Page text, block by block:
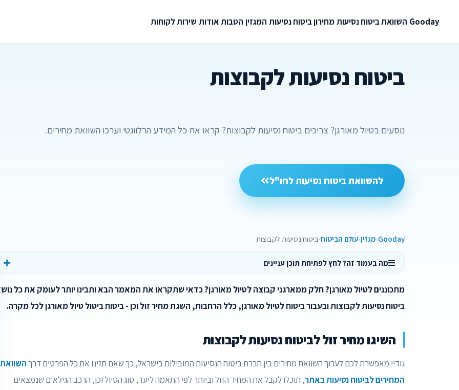
Gooday השוואת ביטוח נסיעותמחירון ביטוח נסיעות המגזין הטבותאודות שירות לקוחות
ביטוח נסיעות לקבוצות
נוסעים בטיול מאורגן? צריכים ביטוח נסיעות לקבוצות? קראו את כל המידע הרלוונטי וערכו השוואת מחירים.
להשוואת ביטוח נסיעות לחו"ל
Gooday מגזין עולם הביטוח ביטוח נסיעות לקבוצות
מה בעמוד זה? לחץ לפתיחת תוכן עניינים
מתכוננים לטיול מאורגן? חלק ממארגני קבוצה לטיול מאורגן? כדאי שתקראו את המאמר הבא ותבינו יותר לעומק את כל
ביטוח נסיעות לקבוצות ובעבור ביטוח לטיול מאורגן, כלל הרחבות, השגת מחיר זול וכן - ביטוח ביטול טיול מאורגן לכל מקרה.
השיגו מחיר זול לביטוח נסיעות לקבוצות
גודיי מאפשרת לכם לערוך השוואת מחירים בין חברת ביטוח הנסיעות המובילות בישראל, כך שאם תזינו את כל הפרטים דרךהשוואת
המחירים לביטוח נסיעות באתר, תוכלו לקבל את המחיר הזול וביותר לפי התאמה ליעד, סוג הטיול וכן, הרכב הגילאים שנמצאים